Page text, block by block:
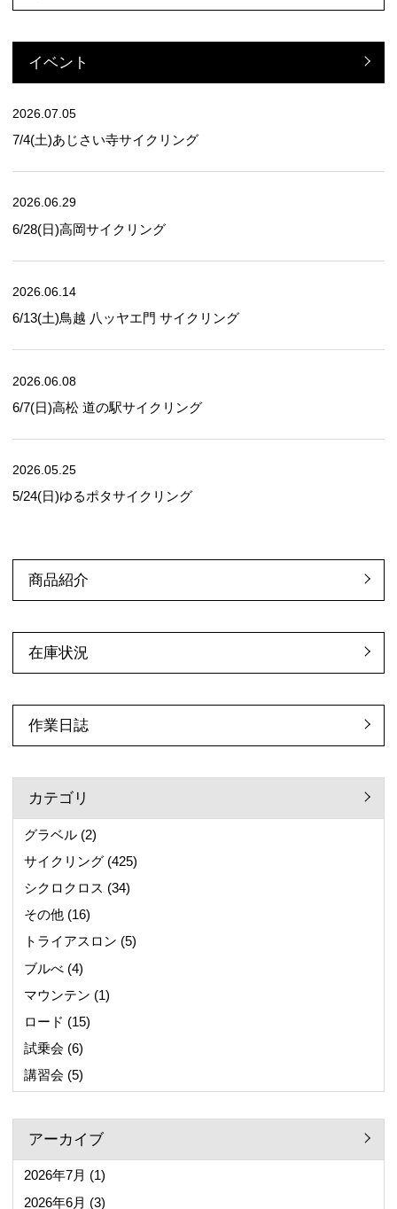
イベント
2026.07.05
7/4(土)あじさい寺サイクリング
2026.06.29
6/28(日)高岡サイクリング
2026.06.14
6/13(土)鳥越 八ッヤエ門 サイクリング
2026.06.08
6/7(日)高松 道の駅サイクリング
2026.05.25
5/24(日)ゆるポタサイクリング
商品紹介
在庫状況
作業日誌
カテゴリ
グラベル(2)
サイクリング(425)
シクロクロス (34)
その他(16)
トライアスロン (5)
ブルべ(4)
マウンテン (1)
ロード (15)
試乗会 (6)
講習会 (5)
アーカイブ
2026年7月 (1)
2026年6月 (3)